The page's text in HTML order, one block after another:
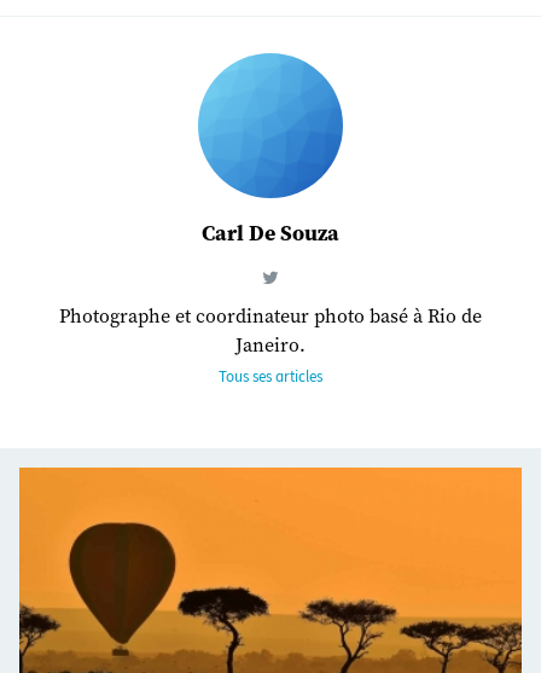
Carl De Souza
Photographe et coordinateur photo basé à Rio de
Janeiro.
Tous ses articles